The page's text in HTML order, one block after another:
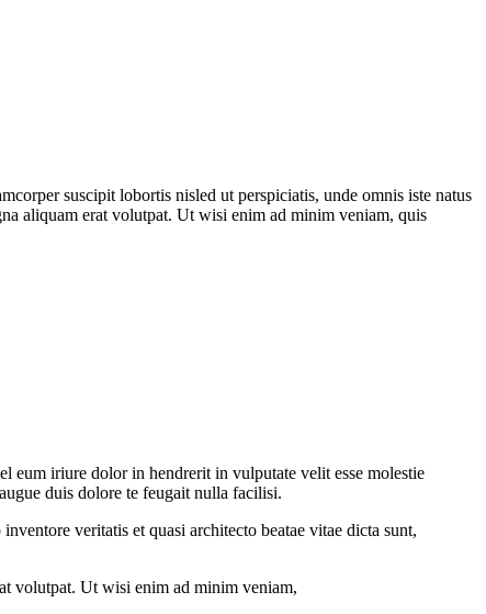
suscipit lobortis nisled ut perspiciatis, unde omnis iste natus
aliquam erat volutpat. Ut wisi enim ad minim veniam, quis
eum iriure dolor in hendrerit in vulputate velit esse molestie
duis dolore te feugait nulla facilisi.
veritatis et quasi architecto beatae vitae dicta sunt,
volutpat. Ut wisi enim ad minim veniam,